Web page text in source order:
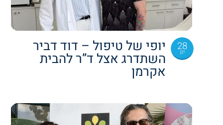
28
יונ יופי של טיפול – דוד דביר
השתדרג אצל ד”ר להבית
אקרמן